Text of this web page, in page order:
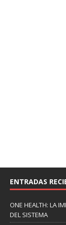
ENTRADAS
ONE HEALTH: LA
DEL SISTEMA